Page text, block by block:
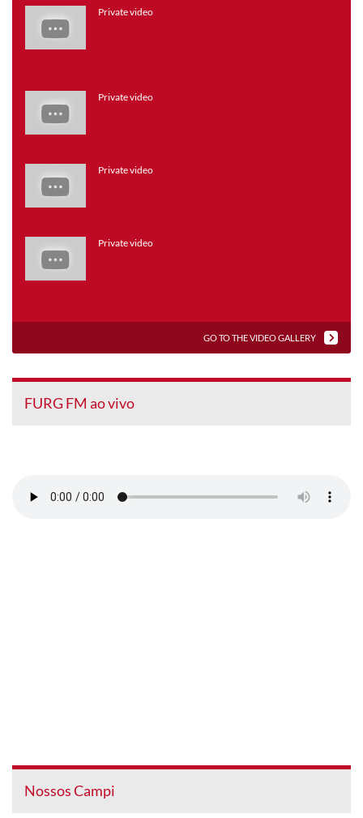
Private video
Private video
Private video
Private video
GO TO THE VIDEO GALLERY
FURG FM ao vivo
Nossos Campi